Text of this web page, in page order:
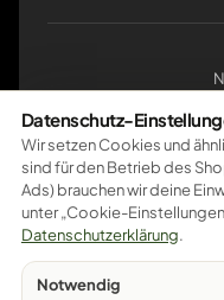
Pay Pal VISA master
Sichere Bezahlung –
Datenschutz-
Wir setzen Cookies und
sind für den Betrieb des
Ads) brauchen wir deine
unter „Cookie-
Datenschutzerklärung.
Notwendig